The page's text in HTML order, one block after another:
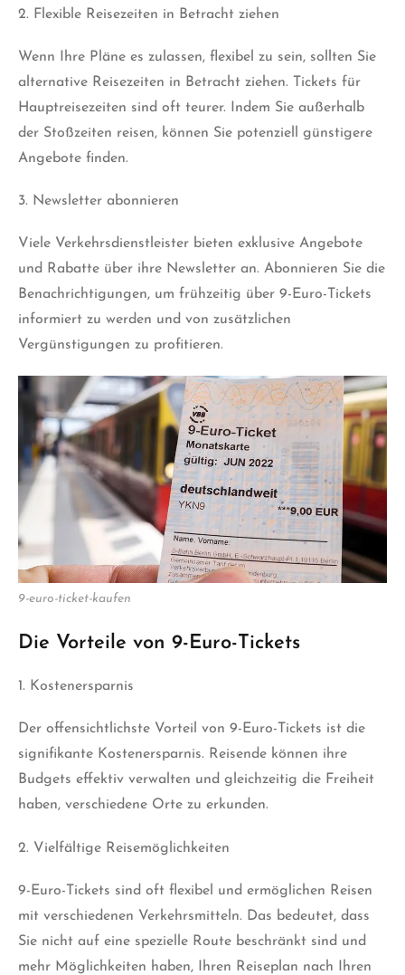
2. Flexible Reisezeiten in Betracht ziehen
Wenn Ihre Pläne es zulassen, flexibel zu sein, sollten Sie
alternative Reisezeiten in Betracht ziehen. Tickets für
Hauptreisezeiten sind oft teurer. Indem Sie außerhalb
der Stoßzeiten reisen, können Sie potenziell günstigere
Angebote finden.
3. Newsletter abonnieren
Viele Verkehrsdienstleister bieten exklusive Angebote
und Rabatte über ihre Newsletter an. Abonnieren Sie die
Benachrichtigungen, um frühzeitig über 9-Euro-Tickets
informiert zu werden und von zusätzlichen
Vergünstigungen zu profitieren.
9-euro-ticket-kaufen
Die Vorteile von 9-Euro-Tickets
1. Kostenersparnis
Der offensichtlichste Vorteil von 9-Euro-Tickets ist die
signifikante Kostenersparnis. Reisende können ihre
Budgets effektiv verwalten und gleichzeitig die Freiheit
haben, verschiedene Orte zu erkunden.
2. Vielfältige Reisemöglichkeiten
9-Euro-Tickets sind oft flexibel und ermöglichen Reisen
mit verschiedenen Verkehrsmitteln. Das bedeutet, dass
Sie nicht auf eine spezielle Route beschränkt sind und
mehr Möglichkeiten haben, Ihren Reiseplan nach Ihren